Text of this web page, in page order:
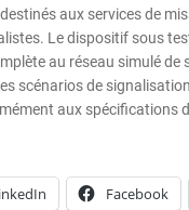
aux services de
Le dispositif sous
au réseau simulé de
scénarios de
aux spécifications
Facebook